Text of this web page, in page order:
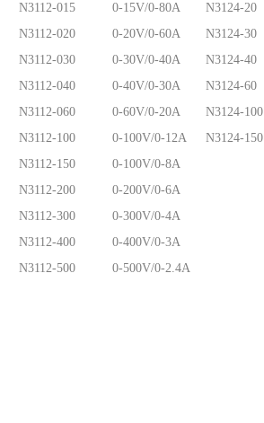
N3112-015
0-15V/0-80A N3124-20
N3112-020
0-20V/0-60A N3124-30
N3112-030
0-30V/0-40A N3124-40
N3112-040
0-40V/0-30A N3124-60
N3112-060
0-60V/0-20A N3124-100
N3112-100
0-100V/0-12A N3124-150
N3112-150
0-100V/0-8A
N3112-200
0-200V/0-6A
N3112-300
0-300V/0-4A
N3112-400
0-400V/0-3A
N3112-500
0-500V/0-2.4A